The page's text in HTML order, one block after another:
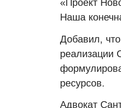
«Проект
Наша
Добавил,
реализации
ресурсов.
Адвокат